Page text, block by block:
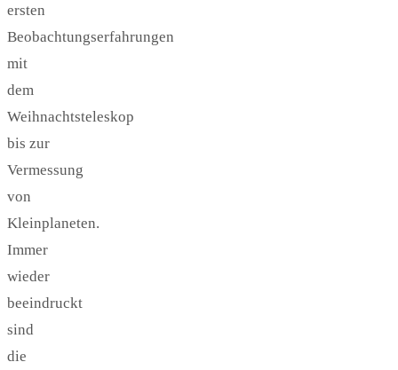
ersten
Beobachtungserfahrungen
mit
dem
Weihnachtsteleskop
bis zur
Vermessung
von
Kleinplaneten.
Immer
wieder
beeindruckt
sind
die